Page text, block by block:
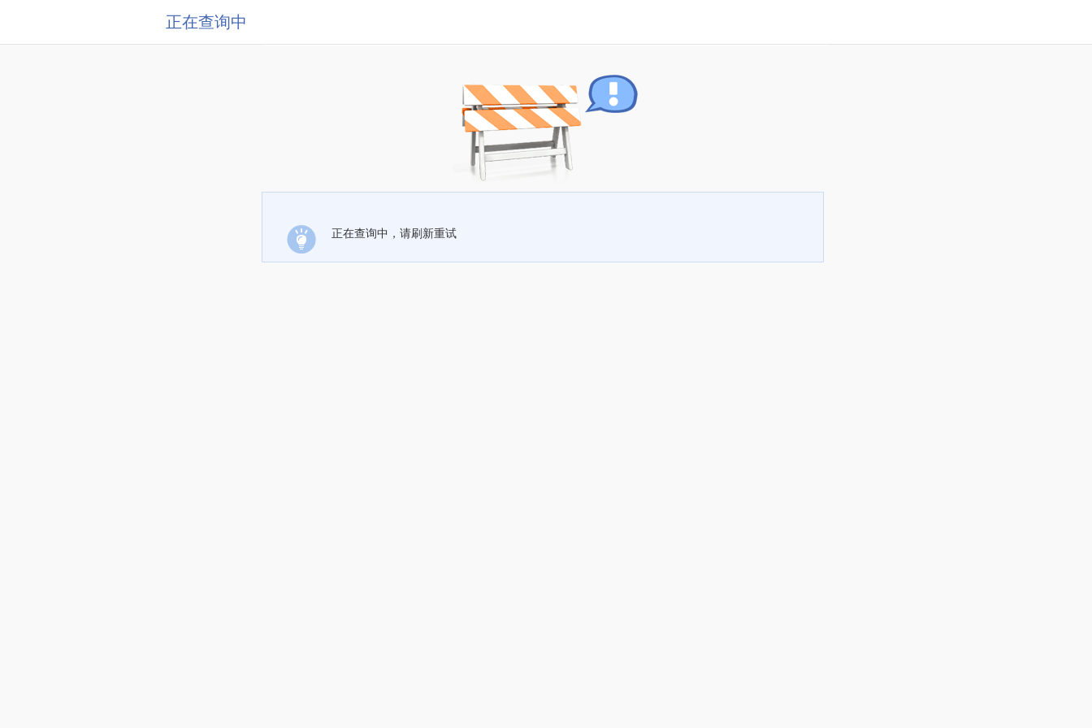
正在查询中
正在查询中，请刷新重试